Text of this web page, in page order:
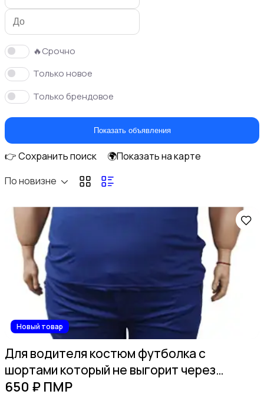
Спортивная одежда
Свитеры и толстовки
Рубашки
🔥Срочно
Только новое
Только брендовое
Показать объявления
👉 Сохранить поиск
🌍Показать на карте
По новизне
Новый товар
Для водителя костюм футболка с
шортами который не выгорит через
стекло.
650 ₽ ПМР